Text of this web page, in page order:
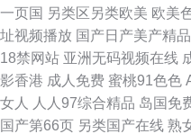
合 91无码色图 女同15p 亚洲欧美
性爱页一
一页国 另类区另类欧美 欧美
址视频播放 国产日产美产精品
18禁网站 亚洲无码视频在线
影香港 成人免费 蜜桃91色色
女人
人人97综合精品 岛国免
国产第66页 另类国产在线 熟